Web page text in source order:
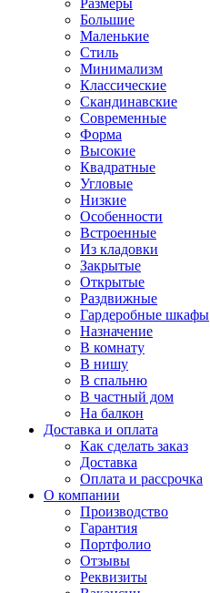
Размеры
Большие
Маленькие
Стиль
Минимализм
Классические
Скандинавские
Современные
Форма
Высокие
Квадратные
Угловые
Низкие
Особенности
Встроенные
Из кладовки
Закрытые
Открытые
Раздвижные
Гардеробные шкафы
Назначение
В комнату
В нишу
В спальню
В частный дом
На балкон
Доставка и оплата
Как сделать заказ
Доставка
Оплата и рассрочка
О компании
Производство
Гарантия
Портфолио
Отзывы
Реквизиты